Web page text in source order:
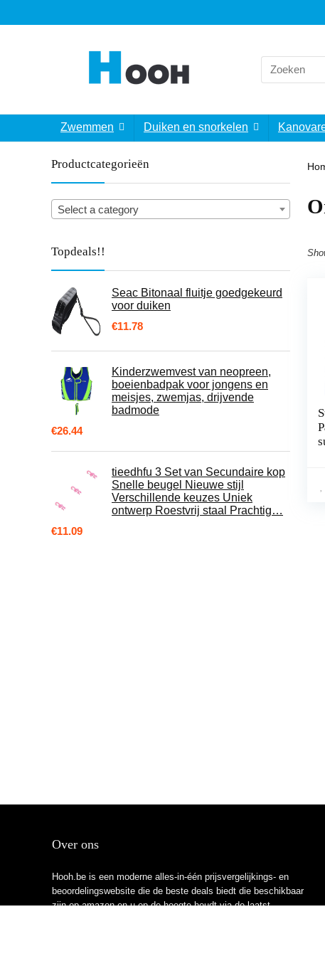
Search
for:
Zwemmen Duiken en snorkelen
Productcategorieën
Select a category
Topdeals!!
Seac Bitonaal fluitje goedgekeurd
voor duiken
€11.78
Kinderzwemvest van neopreen,
boeienbadpak voor jongens en
meisjes, zwemjas, drijvende
badmode
€26.44
tieedhfu 3 Set van Secundaire kop
Snelle beugel Nieuwe stijl
Verschillende keuzes Uniek
ontwerp Roestvrij staal Prachtig…
€11.09
Over ons
Hooh.be is een moderne alles-in-één prijsvergelijkings- en
beoordelingswebsite die de beste deals biedt die beschikbaar
zijn op amazon en u op de hoogte houdt via de laatst